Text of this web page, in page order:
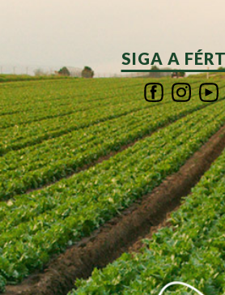
SIGA A